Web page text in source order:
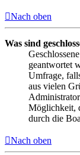
Nach oben
Was sind
geantwortet
Umfrage,
aus vielen
Möglichkeit,
durch die
Nach oben